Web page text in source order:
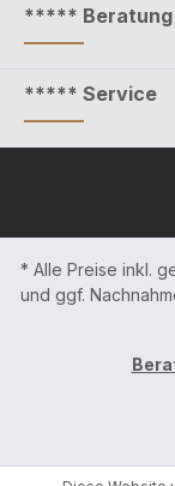
***** Beratung
***** Service
* Alle Preise inkl.
und ggf.